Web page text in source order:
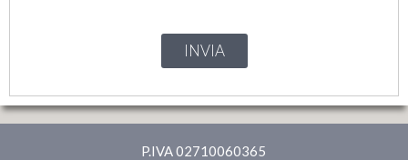
INVIA
P.IVA 02710060365